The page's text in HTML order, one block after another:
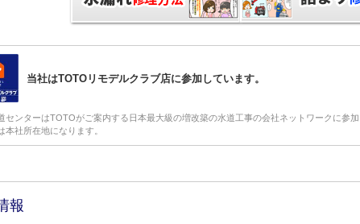
当社はTOTOリモデルクラブ店に参加しています。
センターはTOTOがご案内する日本最大級の増改築の水道工事の会社ネットワークに参加
本社所在地になります。
報